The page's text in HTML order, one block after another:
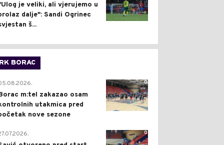
je veliki, ali vjerujemo u
dalje": Sandi Ogrinec
š...
RK BORAC
0
m:tel zakazao osam
utakmica pred
nove sezone
0